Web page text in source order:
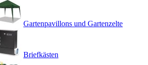
Gartenpavillons und Gartenzelte
Briefkästen